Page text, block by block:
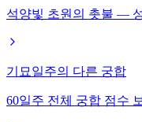
석양빛 초원의 촛불 —
기묘일주의 다른 궁합
60일주 전체 궁합 점수